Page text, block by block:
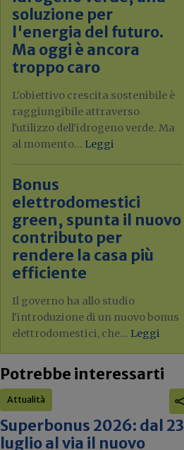
soluzione per
l'energia del futuro.
Ma oggi è ancora
troppo caro
L'obiettivo crescita sostenibile è
raggiungibile attraverso
l'utilizzo dell'idrogeno verde. Ma
al momento... Leggi
Bonus
elettrodomestici
green, spunta il nuovo
contributo per
rendere la casa più
efficiente
Il governo ha allo studio
l'introduzione di un nuovo bonus
elettrodomestici, che... Leggi
Potrebbe interessarti
Attualità
Superbonus 2026: dal 23
luglio al via il nuovo